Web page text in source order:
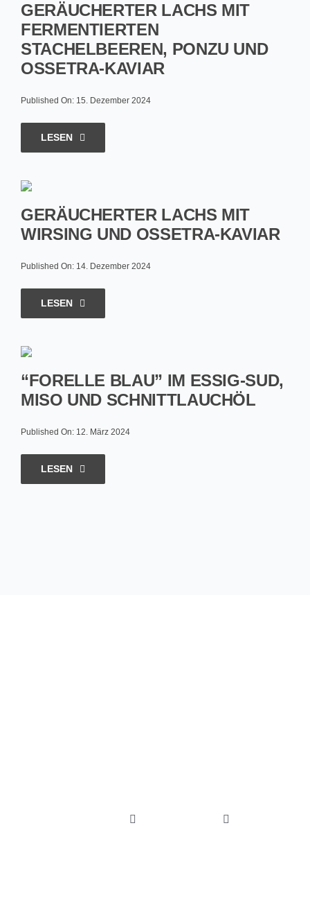
GERÄUCHERTER LACHS MIT
FERMENTIERTEN
STACHELBEEREN, PONZU UND
OSSETRA-KAVIAR
Published On: 15. Dezember 2024
LESEN
GERÄUCHERTER LACHS MIT
WIRSING UND OSSETRA-KAVIAR
Published On: 14. Dezember 2024
LESEN
“FORELLE BLAU” IM ESSIG-SUD,
MISO UND SCHNITTLAUCHÖL
Published On: 12. März 2024
LESEN
Toggle
Toggle